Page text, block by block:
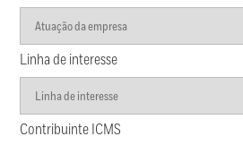
Linha de interesse
Contribuinte ICMS